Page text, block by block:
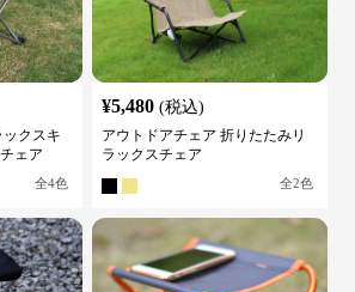
クスキ
ェア
全4色
¥5,480 (税込)
アウトドアチェア 折りたたみリ
ラックスチェア
全2色